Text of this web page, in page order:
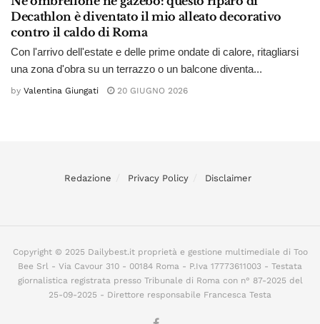
Decathlon è diventato il mio alleato decorativo
contro il caldo di Roma
Con l'arrivo dell'estate e delle prime ondate di calore, ritagliarsi
una zona d'obra su un terrazzo o un balcone diventa...
by Valentina Giungati 20 GIUGNO 2026
Redazione Privacy Policy Disclaimer
Copyright © 2025 Dailybest.it proprietà e gestione multimediale di Too
Bee Srl - Via Cavour 310 - 00184 Roma - P.Iva 17773611003 - Testata
giornalistica registrata presso Tribunale di Roma con n° 87-2025 del
25-09-2025 - Direttore responsabile Francesca Testa